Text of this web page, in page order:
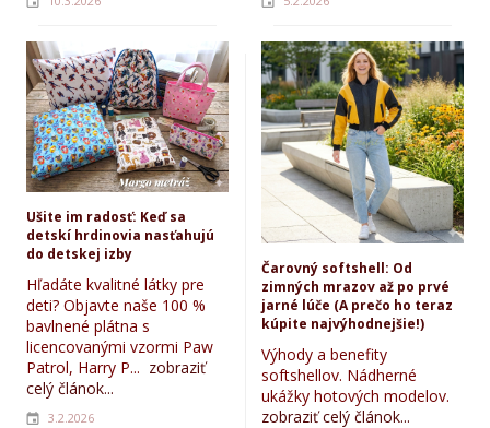
Ušite im radosť: Keď sa
detskí hrdinovia nasťahujú
do detskej izby
Hľadáte kvalitné látky pre
deti? Objavte naše 100 %
bavlnené plátna s
licencovanými vzormi Paw
Patrol, Harry P... zobraziť
celý článok...
3.2.2026
Čarovný softshell: Od
zimných mrazov až po prvé
jarné lúče (A prečo ho teraz
kúpite najvýhodnejšie!)
Výhody a benefity
softshellov. Nádherné
ukážky hotových modelov.
zobraziť celý článok...